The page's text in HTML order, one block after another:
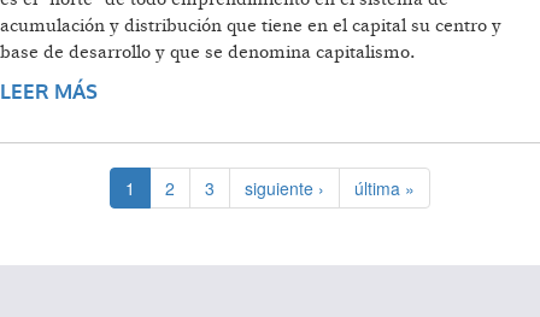
acumulación y distribución que tiene en el capital su centro y
base de desarrollo y que se denomina capitalismo.
LEER MÁS
1 2 3 siguiente › última »